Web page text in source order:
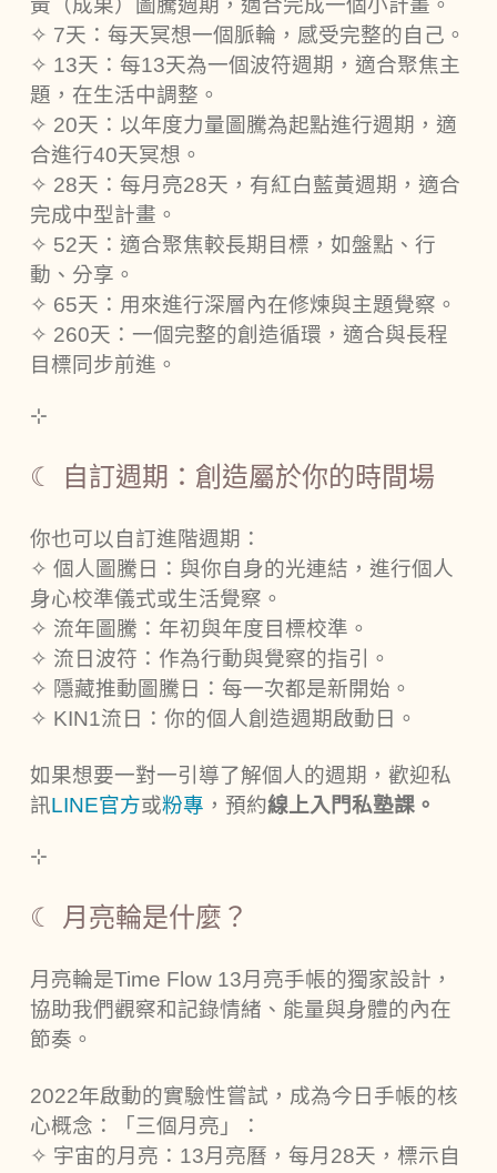
黃（成果）圖騰週期，適合完成一個小計畫。
✧ 7天：每天冥想一個脈輪，感受完整的自己。
✧ 13天：每13天為一個波符週期，適合聚焦主
題，在生活中調整。
✧ 20天：以年度力量圖騰為起點進行週期，適
合進行40天冥想。
✧ 28天：每月亮28天，有紅白藍黃週期，適合
完成中型計畫。
✧ 52天：適合聚焦較長期目標，如盤點、行
動、分享。
✧ 65天：用來進行深層內在修煉與主題覺察。
✧ 260天：一個完整的創造循環，適合與長程
目標同步前進。
⊹
☾ 自訂週期：創造屬於你的時間場
你也可以自訂進階週期：
✧ 個人圖騰日：與你自身的光連結，進行個人
身心校準儀式或生活覺察。
✧ 流年圖騰：年初與年度目標校準。
✧ 流日波符：作為行動與覺察的指引。
✧ 隱藏推動圖騰日：每一次都是新開始。
✧ KIN1流日：你的個人創造週期啟動日。
如果想要一對一引導了解個人的週期，歡迎私
訊LINE官方或粉專 ，預約線上入門私塾課。
⊹
☾ 月亮輪是什麼？
月亮輪是Time Flow 13月亮手帳的獨家設計，
協助我們觀察和記錄情緒、能量與身體的內在
節奏。
2022年啟動的實驗性嘗試，成為今日手帳的核
心概念：「三個月亮」：
✧ 宇宙的月亮：13月亮曆，每月28天，標示自